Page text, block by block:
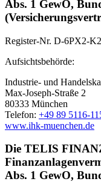
Abs. 1 GewO,
Register-Nr. D-6PX2-
Aufsichtsbehörde:
Industrie- und
Max-Joseph-Straße 2
80333 München
Telefon: +49 89 5116-
www.ihk-muenchen.de
Die TELIS
Abs. 1 GewO,